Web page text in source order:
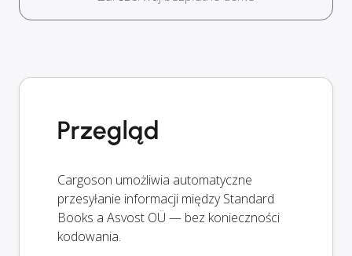
Przegląd
Cargoson umożliwia automatyczne
przesyłanie informacji między Standard
Books a Asvost OÜ — bez konieczności
kodowania.